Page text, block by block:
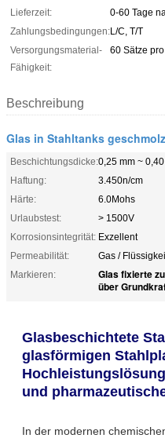
Lieferzeit:
0-60 Tage
Zahlungsbedingungen:L/C, T/T
Versorgungsmaterial-
Fähigkeit:
60 Sätze
Beschreibung
Glas in Stahltanks
Beschichtungsdicke:0,25 mm ~
Haftung:
3.450n/cm
Härte:
6.0Mohs
Urlaubstest:
> 1500V
Korrosionsintegrität: Exzellent
Permeabilität:
Gas /
Markieren:
Glas fixierte
über
Glasbeschichtete
glasförmigen
und
In der modernen